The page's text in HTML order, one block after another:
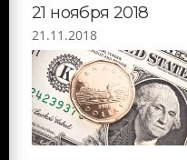
21 ноября 2018
21.11.2018